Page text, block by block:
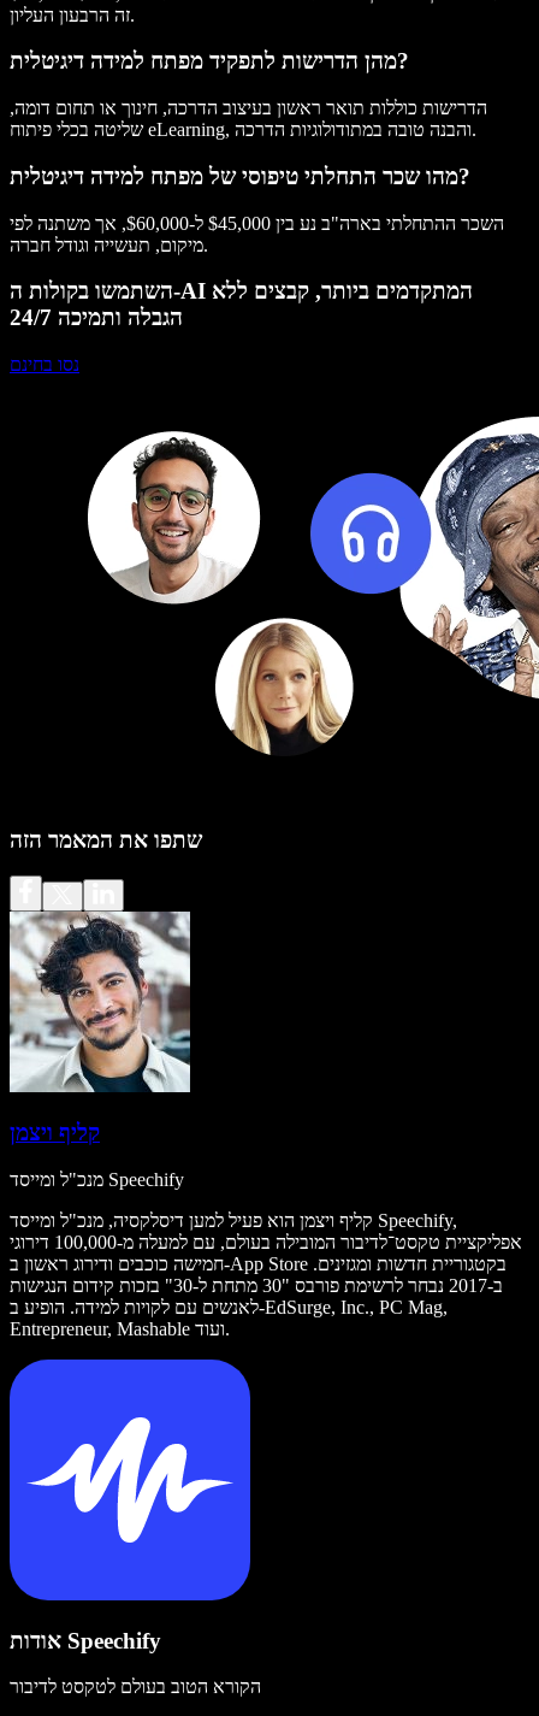
זה הרבעון העליון.
מהן הדרישות לתפקיד מפתח למידה דיגיטלית?
הדרישות כוללות תואר ראשון בעיצוב הדרכה, חינוך או תחום דומה,
שליטה בכלי פיתוח eLearning, והבנה טובה במתודולוגיות הדרכה.
מהו שכר התחלתי טיפוסי של מפתח למידה דיגיטלית?
השכר ההתחלתי בארה"ב נע בין $45,000 ל-$60,000, אך משתנה לפי
מיקום, תעשייה וגודל חברה.
השתמשו בקולות ה-AI המתקדמים ביותר, קבצים ללא
הגבלה ותמיכה 24/7
נסו בחינם
שתפו את המאמר הזה
קליף ויצמן
מנכ"ל ומייסד Speechify
קליף ויצמן הוא פעיל למען דיסלקסיה, מנכ"ל ומייסד Speechify,
אפליקציית טקסט־לדיבור המובילה בעולם, עם למעלה מ-100,000 דירוגי
חמישה כוכבים ודירוג ראשון ב-App Store בקטגוריית חדשות ומגזינים.
ב-2017 נבחר לרשימת פורבס "30 מתחת ל-30" בזכות קידום הנגישות
לאנשים עם לקויות למידה. הופיע ב-EdSurge, Inc., PC Mag,
Entrepreneur, Mashable ועוד.
אודות Speechify
הקורא הטוב בעולם לטקסט לדיבור